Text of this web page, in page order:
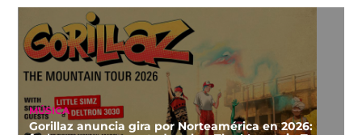
MÚSICA
Gorillaz anuncia gira por Norteamérica en 2026: